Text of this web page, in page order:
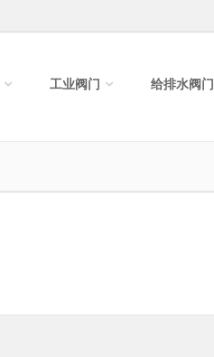
工业阀门 给排水阀门